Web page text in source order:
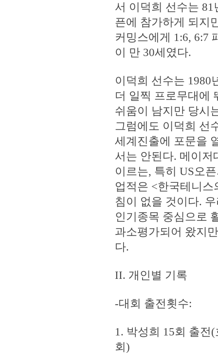
서 이덕희 선수는
픈에 참가하게 되지
커밍스에게 1:6, 6:7
이 만 30세였다.
이덕희 선수는 1980
더 일찍 프로무대에
쉬움이 남지만 당시
그럼에도 이덕희 선
세계진출에 포문을
서는 안된다. 메이저
이르는, 특히 US오
업적은 <한국테니
침이 없을 것이다.
인기종목 중심으로
과소평가되어 왔지
다.
II. 개인별 기록
-대회 출전횟수:
1. 박성희 15회 출전
회)